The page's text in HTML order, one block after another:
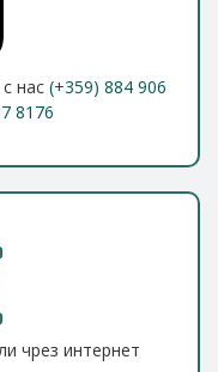
нас (+359) 884 906
8176
чрез интернет